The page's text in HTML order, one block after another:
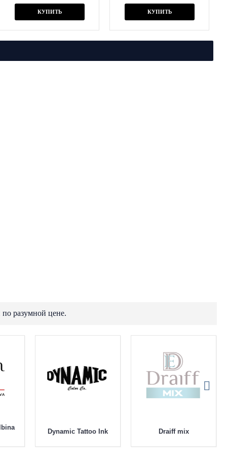
КУПИТЬ КУПИТЬ
по разумной цене.
Dynamic Tattoo Ink Draiff mix